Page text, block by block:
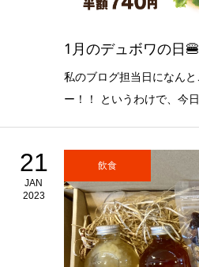
1月のデュボワの日🍔
私のブログ担当日になん
ー！！ というわけで、今
21
JAN
2023
飲食